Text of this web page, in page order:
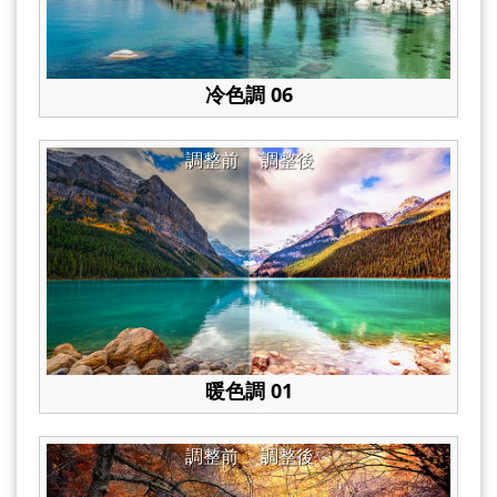
冷色調 06
調整後
調整前
暖色調 01
調整後
調整前